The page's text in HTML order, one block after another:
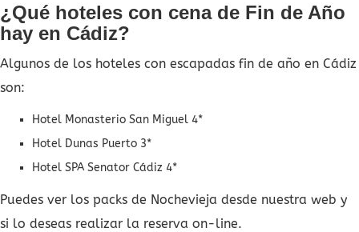
¿Qué hoteles con cena de Fin de Año
hay en Cádiz?
Algunos de los hoteles con escapadas fin de año en Cádiz
son:
Hotel Monasterio San Miguel 4*
Hotel Dunas Puerto 3*
Hotel SPA Senator Cádiz 4*
Puedes ver los packs de Nochevieja desde nuestra web y
si lo deseas realizar la reserva on-line.